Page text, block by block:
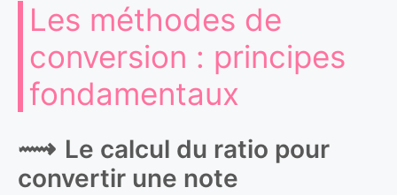
Les méthodes de
conversion : principes
fondamentaux
Le calcul du ratio pour
convertir une note